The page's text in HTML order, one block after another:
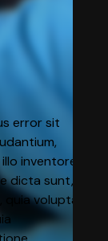
error sit
inventore
dicta sunt,
voluptas